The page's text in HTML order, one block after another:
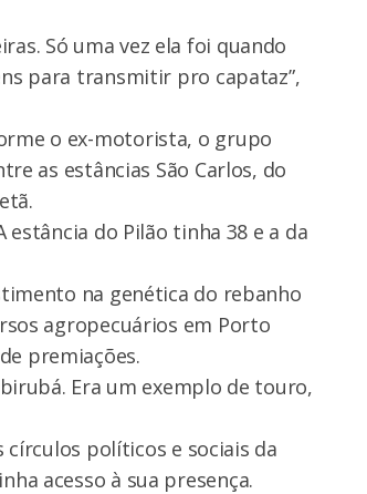
Só uma vez ela foi quando
para transmitir pro capataz”,
o ex-motorista, o grupo
as estâncias São Carlos, do
estância do Pilão tinha 38 e a da
na genética do rebanho
agropecuários em Porto
premiações.
Era um exemplo de touro,
políticos e sociais da
acesso à sua presença.